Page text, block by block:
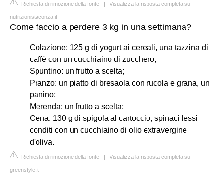
Richiesta di rimozione della fonte | Visualizza la risposta completa su
nutrizionistaconza.it
Come faccio a perdere 3 kg in una settimana?
Colazione: 125 g di yogurt ai cereali, una tazzina di
caffè con un cucchiaino di zucchero;
Spuntino: un frutto a scelta;
Pranzo: un piatto di bresaola con rucola e grana, un
panino;
Merenda: un frutto a scelta;
Cena: 130 g di spigola al cartoccio, spinaci lessi
conditi con un cucchiaino di olio extravergine
d'oliva.
Richiesta di rimozione della fonte | Visualizza la risposta completa su
greenstyle.it